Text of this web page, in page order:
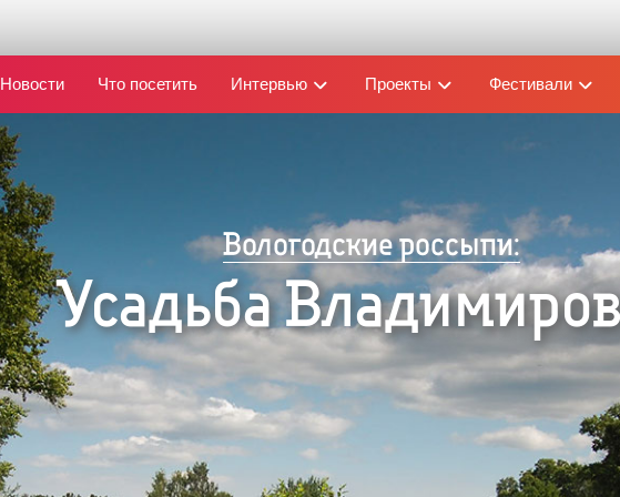
Новости Что посетить Интервью Проекты Фестивали
Вологодские россыпи:
Усадьба